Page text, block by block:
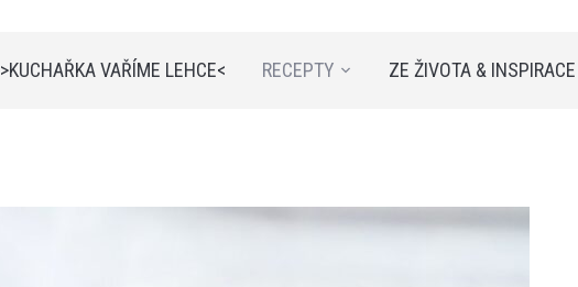
>KUCHAŘKA VAŘÍME LEHCE< RECEPTY ZE ŽIVOTA & INSPIRACE